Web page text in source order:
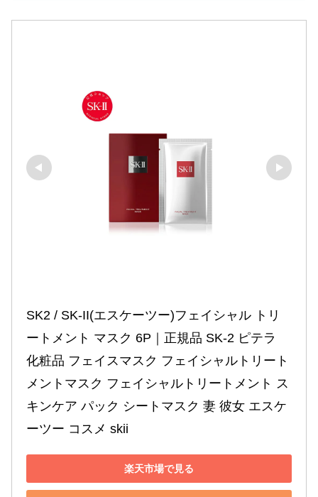
SK2 / SK-II(エスケーツー)フェイシャル トリ
ートメント マスク 6P｜正規品 SK-2 ピテラ
化粧品 フェイスマスク フェイシャルトリート
メントマスク フェイシャルトリートメント ス
キンケア パック シートマスク 妻 彼女 エスケ
ーツー コスメ skii
楽天市場で見る